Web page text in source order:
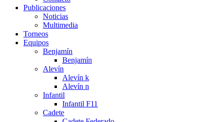
Publicaciones
Noticias
Multimedia
Torneos
Equipos
Benjamín
Benjamín
Alevín
Alevín k
Alevín n
Infantil
Infantil F11
Cadete